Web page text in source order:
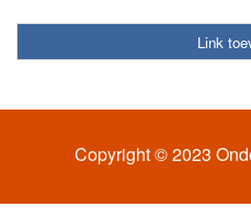
Link
Copyright © 2023